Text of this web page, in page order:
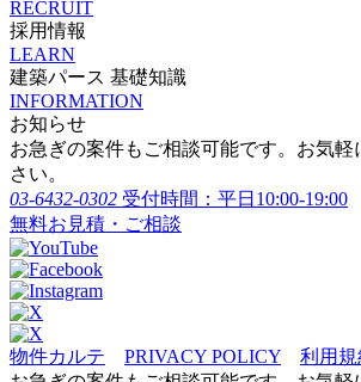
RECRUIT
採用情報
LEARN
建築パース 基礎知識
INFORMATION
お知らせ
お急ぎの案件もご相談可能です。お気
さい。
03-6432-0302 受付時間：平日10:00-19:00
無料お見積・ご相談
物件カルテ PRIVACY POLICY
利用規